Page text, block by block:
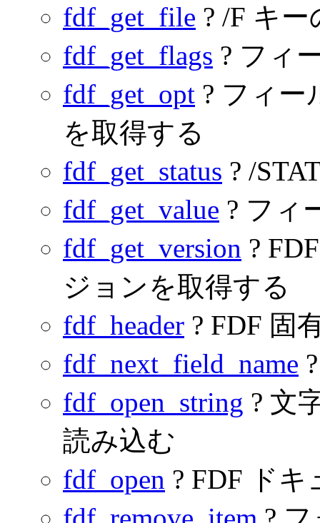
fdf_get_file ? /F キ
fdf_get_flags ? フィ
fdf_get_opt ? フィー
を取得する
fdf_get_status ? /
fdf_get_value ? フィ
fdf_get_version ?
ジョンを取得する
fdf_header ? FDF 固
fdf_next_field_name
fdf_open_string ? 文
読み込む
fdf_open ? FDF ド